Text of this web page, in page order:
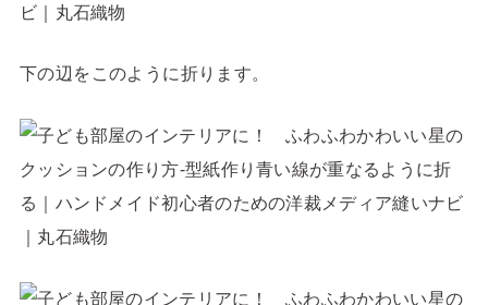
下の辺をこのように折ります。